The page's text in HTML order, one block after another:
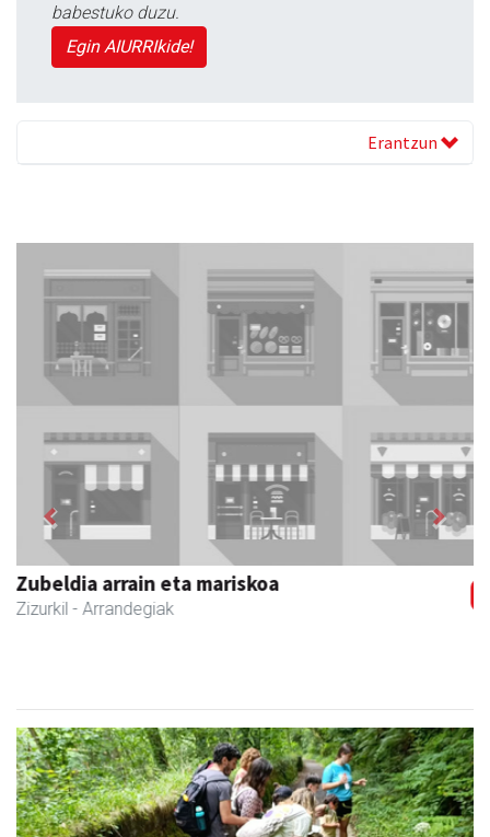
babestuko duzu.
Egin AIURRIkide!
Erantzun
La Salle Berrozpe Ikastetxea
Andoain - Hezkuntza
Previous Next